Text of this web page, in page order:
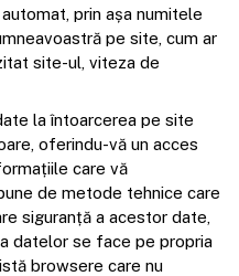
prin așa numitele
pe site, cum ar
site-ul, viteza de
la întoarcerea pe site
oferindu-vă un acces
care vă
de metode tehnice care
siguranță a acestor date,
datelor se face pe propria
browsere care nu